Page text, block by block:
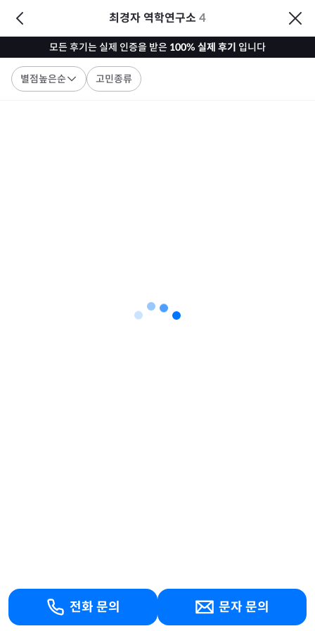
최경자 역학연구소 4
모든 후기는 실제 인증을 받은 100% 실제 후기 입니다
별점높은순 고민종류
전화 문의 문자 문의